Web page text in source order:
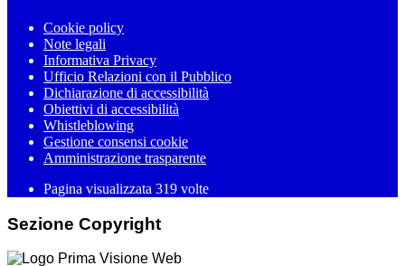
Cookie policy
Note legali
Informativa Privacy
Ufficio Relazioni con il Pubblico
Dichiarazione di accessibilità
Obiettivi di accessibilità
Whistleblowing
Gestione consensi cookie
Amministrazione trasparente
Pagina visualizzata 319 volte
Sezione Copyright